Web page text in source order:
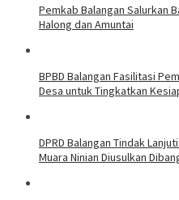
Pemkab Balangan Salurkan
Halong dan Amuntai
BPBD Balangan Fasilitasi
Desa untuk Tingkatkan
DPRD Balangan Tindak
Muara Ninian Diusulkan